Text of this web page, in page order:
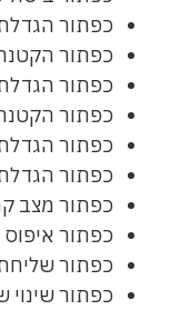
כפתור
כפתור
כפתור הגדלת
כפתור הקטנת
כפתור
כפתור
כפתור מצב
כפתור
כפתור
כפתור